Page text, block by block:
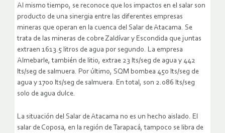
Al mismo tiempo, se reconoce que los impactos en el salar son
producto de una sinergia entre las diferentes empresas
mineras que operan en la cuenca del Salar de Atacama. Se
trata de las mineras de cobre Zaldívar y Escondida que juntas
extraen 1613.5 litros de agua por segundo. La empresa
Almebarle, también de litio, extrae 23 lts/seg de agua y 442
lts/seg de salmuera. Por último, SQM bombea 450 lts/seg de
agua y 1700 lts/seg de salmuera. En total, son 2.086 lts/seg
solo de agua dulce.
La situación del Salar de Atacama no es un hecho aislado. El
salar de Coposa, en la región de Tarapacá, tampoco se libra de